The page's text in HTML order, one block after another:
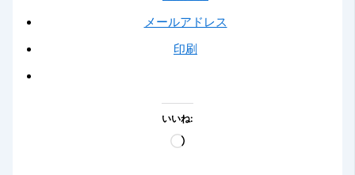
メールアドレス
印刷
いいね:
読